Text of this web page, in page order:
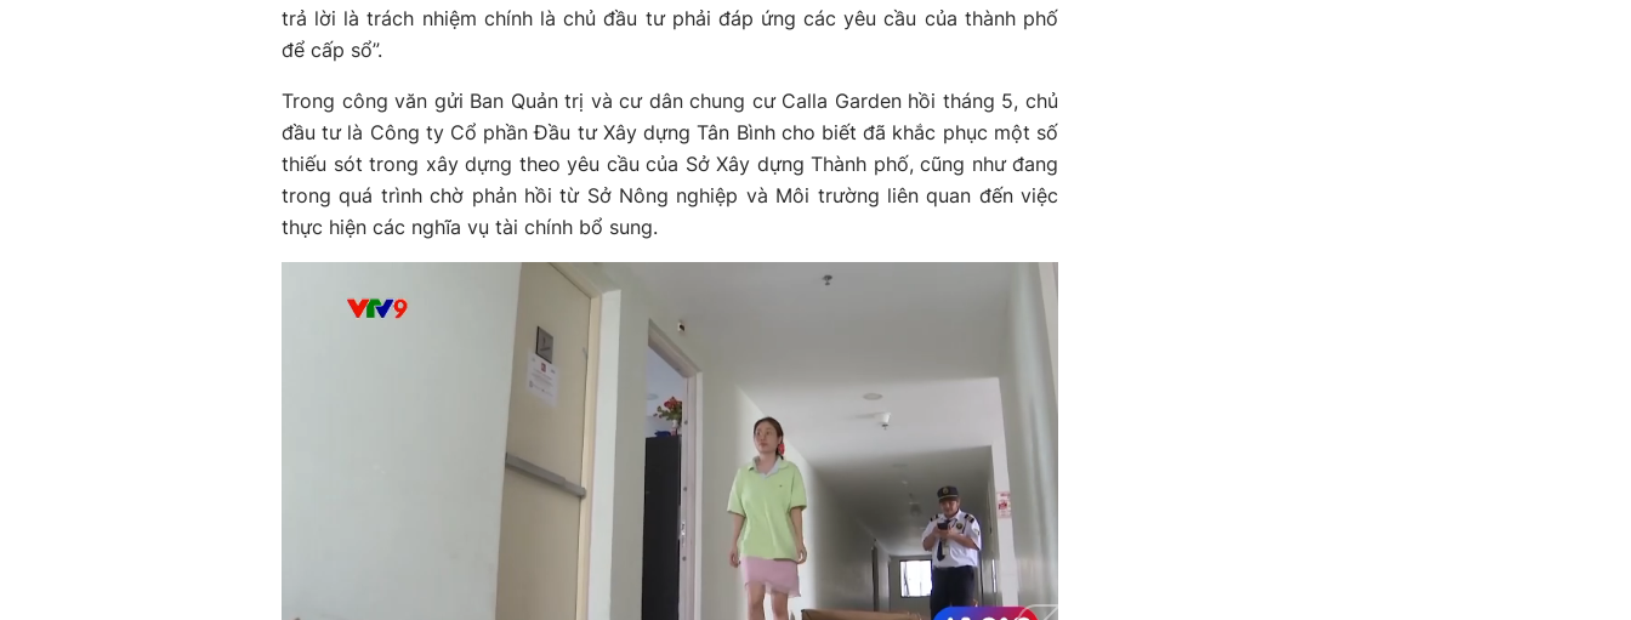
trả lời là trách nhiệm chính là chủ đầu tư phải đáp ứng các yêu cầu của thành phố
để cấp sổ”.
Trong công văn gửi Ban Quản trị và cư dân chung cư Calla Garden hồi tháng 5, chủ
đầu tư là Công ty Cổ phần Đầu tư Xây dựng Tân Bình cho biết đã khắc phục một số
thiếu sót trong xây dựng theo yêu cầu của Sở Xây dựng Thành phố, cũng như đang
trong quá trình chờ phản hồi từ Sở Nông nghiệp và Môi trường liên quan đến việc
thực hiện các nghĩa vụ tài chính bổ sung.